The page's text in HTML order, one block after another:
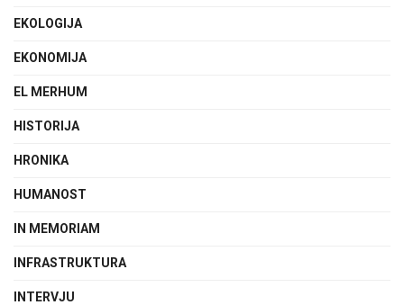
EKOLOGIJA
EKONOMIJA
EL MERHUM
HISTORIJA
HRONIKA
HUMANOST
IN MEMORIAM
INFRASTRUKTURA
INTERVJU